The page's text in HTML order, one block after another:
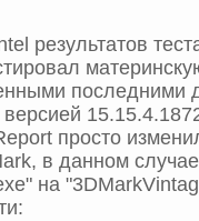
результатов
последними
просто
в данном
на